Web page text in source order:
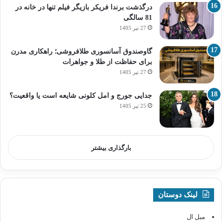
درگذشت برندا فریکر بازیگر فیلم تنها در خانه در
81 سالگی
27 تیر 1405
گاوصندوق آسانسوری طلافروشی؛ راهکاری مدرن
برای حفاظت از طلا و جواهرات
27 تیر 1405
جدایی جورج و امل کلونی شایعه است یا واقعیت؟
25 تیر 1405
بارگذاری بیشتر
لینک دوستان
مبل ال